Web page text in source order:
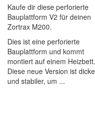
Kaufe dir diese perforierte
Bauplattform V2 für deinen
Zortrax M200.
Dies ist eine perforierte
Bauplattform und kommt
montiert auf einem Heizbett.
Diese neue Version ist
und stabiler, um ...